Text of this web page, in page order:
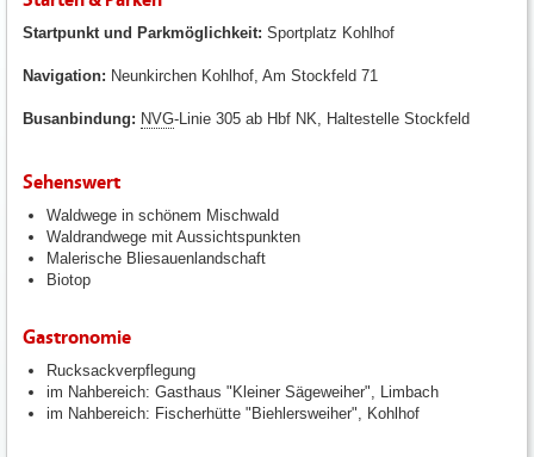
Startpunkt und Parkmöglichkeit: Sportplatz Kohlhof
Navigation: Neunkirchen Kohlhof, Am Stockfeld 71
Busanbindung: NVG-Linie 305 ab Hbf NK, Haltestelle Stockfeld
Sehenswert
Waldwege in schönem Mischwald
Waldrandwege mit Aussichtspunkten
Malerische Bliesauenlandschaft
Biotop
Gastronomie
Rucksackverpflegung
im Nahbereich: Gasthaus "Kleiner Sägeweiher", Limbach
im Nahbereich: Fischerhütte "Biehlersweiher", Kohlhof